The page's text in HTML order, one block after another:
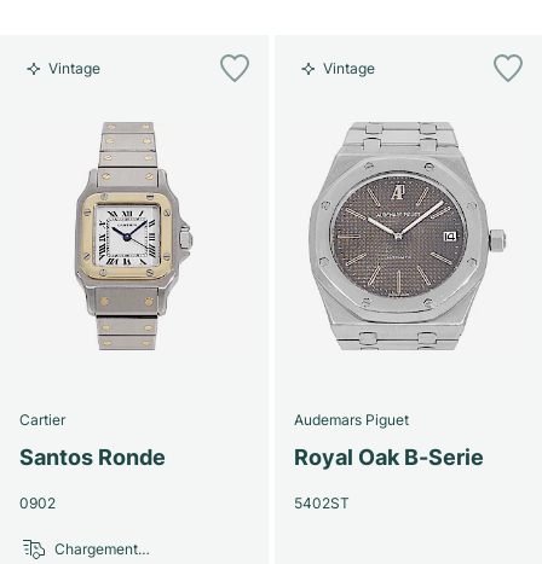
Vintage
Cartier
Santos Ronde
0902
Chargement…
Vintage
Audemars Piguet
Royal Oak B-Serie
5402ST